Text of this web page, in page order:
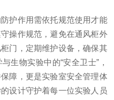
作用需依托规范使用才能
操作规范，避免在通风柜外
门，定期维护设备，确保其
生物实验中的“安全卫士”，
障，更是实验室安全管理体
设计守护着每一位实验人员